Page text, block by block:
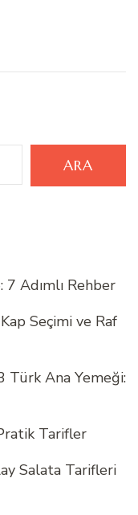
ARA
Adımlı Rehber
Seçimi ve Raf
Türk Ana Yemeği:
Tarifler
Salata Tarifleri